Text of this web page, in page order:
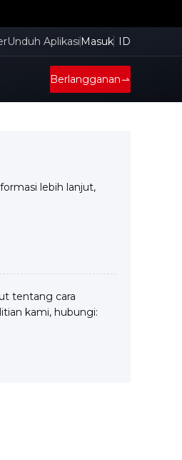
Unduh Aplikasi Masuk ID
Berlangganan
lebih lanjut,
tentang cara
kami, hubungi: